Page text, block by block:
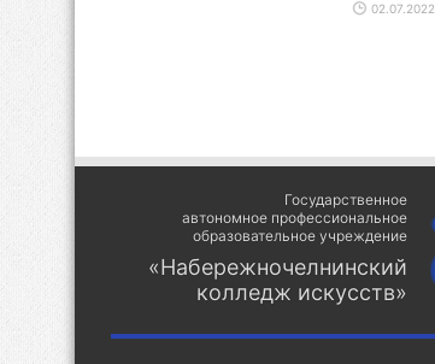
02.07.2022
Государственное
автономное профессиональное
образовательное учреждение
«Набережночелнинский
колледж искусств»